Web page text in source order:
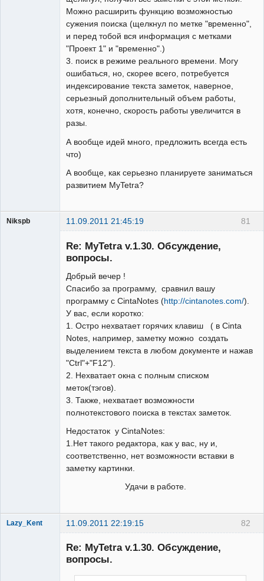
Можно расширить функцию возможностью
сужения поиска (щелкнул по метке "временно",
и перед тобой вся информация с метками
"Проект 1" и "временно".)
3. поиск в режиме реального времени. Могу
ошибаться, но, скорее всего, потребуется
индексирование текста заметок, наверное,
серьезный дополнительный объем работы,
хотя, конечно, скорость работы увеличится в
разы.
А вообще идей много, предложить всегда есть
что)
А вообще, как серьезно планируете заниматься
развитием MyTetra?
81
Nikspb 11.09.2011 21:45:19
Re: MyTetra v.1.30. Обсуждение,
вопросы.
Добрый вечер !
Спасибо за программу, сравнил вашу
программу с CintaNotes (http://cintanotes.com/).
У вас, если коротко:
1. Остро нехватает горячих клавиш ( в Cinta
Notes, например, заметку можно создать
выделением текста в любом документе и нажав
"Ctrl"+"F12").
2. Нехватает окна с полным списком
меток(тэгов).
3. Также, нехватает возможности
полнотекстового поиска в текстах заметок.
Недостаток у CintaNotes:
1.Нет такого редактора, как у вас, ну и,
соответственно, нет возможности вставки в
заметку картинки.
Удачи в работе.
82
Lazy_Kent 11.09.2011 22:19:15
Re: MyTetra v.1.30. Обсуждение,
вопросы.